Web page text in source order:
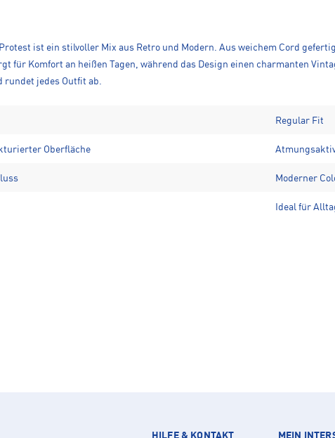
ist ein stilvoller Mix aus Retro und Modern. Aus weichem Cord
für Komfort an heißen Tagen, während das Design einen charmanten
rundet jedes Outfit ab.
Regular Fit
Oberfläche
Moderner
Ideal für